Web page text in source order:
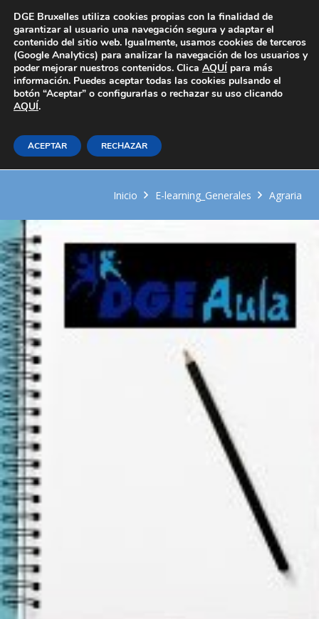
Área Privada
Control de los elementos de
ejecución del trabajo con
maquinaria agricola
Inicio E-learning_Generales Agraria
DGE Bruxelles utiliza cookies propias con la finalidad de
garantizar al usuario una navegación segura y adaptar el
contenido del sitio web. Igualmente, usamos cookies de terceros
(Google Analytics) para analizar la navegación de los usuarios y
poder mejorar nuestros contenidos. Clica AQUÍ para más
información. Puedes aceptar todas las cookies pulsando el
botón “Aceptar” o configurarlas o rechazar su uso clicando
AQUÍ.
ACEPTAR RECHAZAR